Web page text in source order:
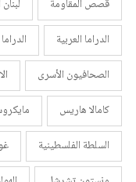
قصص المقاومة
الدراما العربية
الصحافيون الأسرى
كامالا هاريس
السلطة الفلسطينية